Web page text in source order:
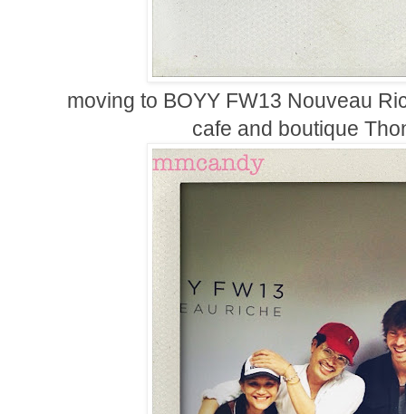
moving to BOYY FW13 Nouveau
cafe and boutique